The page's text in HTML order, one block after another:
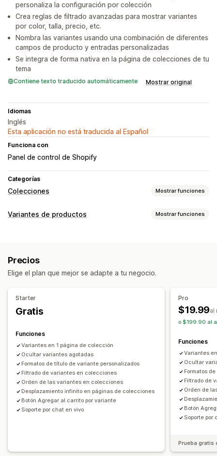
personaliza la configuración por colección
Crea reglas de filtrado avanzadas para mostrar variantes
por color, talla, precio, etc.
Nombra las variantes usando una combinación de diferentes
campos de producto y entradas personalizadas
Se integra de forma nativa en la página de colecciones de tu
tema
Contiene texto traducido automáticamente Mostrar original
Idiomas
Inglés
Esta aplicación no está traducida al Español
Funciona con
Panel de control de Shopify
Categorías
Colecciones Mostrar funciones
Acciones de clasificación
Gestión de colecciones
Variantes de productos Mostrar funciones
Visualización de variantes
Ocultar existencias agotadas
Visualización de disponibilidad de existencias
Precios
Elige el plan que mejor se adapte a tu negocio.
Starter
Gratis
Funciones
Variantes en 1 página de colección
Ocultar variantes agotadas
Formatos de título de variante personalizados
Filtrado de variantes en colecciones
Orden de las variantes en colecciones
Desplazamiento infinito en páginas de colecciones
Botón Agregar al carrito por variante
Soporte por chat en vivo
Pro
$19.99al
o $199.90 al
Funciones
Variantes
Ocultar
Formatos
Filtrado de
Orden de
Botón
Soporte por
Prueba gratis